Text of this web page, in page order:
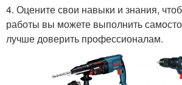
4. Оцените свои навыки и знания,
работы вы можете выполнить
лучше доверить профессионалам.